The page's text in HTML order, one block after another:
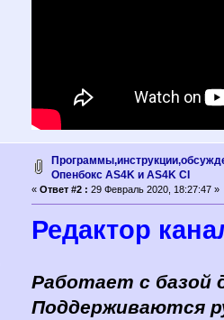
Опенбокс AS4K и AS4K CI
«Ответ #2 : 29 Февраль 2020, 18:27:47 »
Редактор
Работает с базой
Поддерживаются